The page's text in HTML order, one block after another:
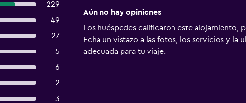
229
49
27
5
6
2
3
Aún no hay opiniones
Los huéspedes calificaron este
Echa un vistazo a las fotos, los servicios y la
adecuada para tu viaje.